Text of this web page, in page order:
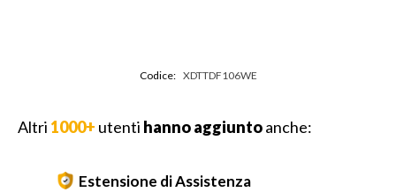
Codice: XDTTDF106WE
Altri 1000+ utenti hanno aggiuntoanche:
Estensione di Assistenza